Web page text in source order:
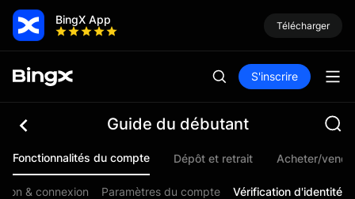
BingX App Télécharger
S'inscrire
Guide du débutant
Fonctionnalités du compte Dépôt et retrait Acheter/
& connexion Paramètres du compte Vérification d'identité